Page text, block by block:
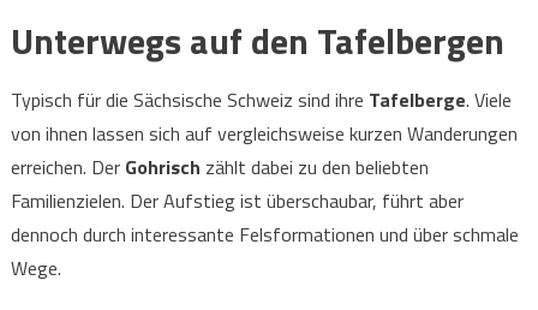
Unterwegs auf den Tafelbergen
Typisch für die Sächsische Schweiz sind ihre Tafelberge. Viele
von ihnen lassen sich auf vergleichsweise kurzen Wanderungen
erreichen. Der Gohrisch zählt dabei zu den beliebten
Familienzielen. Der Aufstieg ist überschaubar, führt aber
dennoch durch interessante Felsformationen und über schmale
Wege.